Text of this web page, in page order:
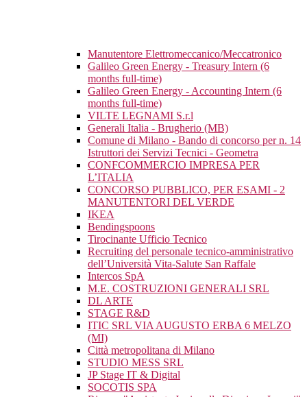
Manutentore Elettromeccanico/Meccatronico
Galileo Green Energy - Treasury Intern (6
months full-time)
Galileo Green Energy - Accounting Intern (6
months full-time)
VILTE LEGNAMI S.r.l
Generali Italia - Brugherio (MB)
Comune di Milano - Bando di concorso per n. 14
Istruttori dei Servizi Tecnici - Geometra
CONFCOMMERCIO IMPRESA PER
L’ITALIA
CONCORSO PUBBLICO, PER ESAMI - 2
MANUTENTORI DEL VERDE
IKEA
Bendingspoons
Tirocinante Ufficio Tecnico
Recruiting del personale tecnico-amministrativo
dell’Università Vita-Salute San Raffale
Intercos SpA
M.E. COSTRUZIONI GENERALI SRL
DL ARTE
STAGE R&D
ITIC SRL VIA AUGUSTO ERBA 6 MELZO
(MI)
Città metropolitana di Milano
STUDIO MESS SRL
JP Stage IT & Digital
SOCOTIS SPA